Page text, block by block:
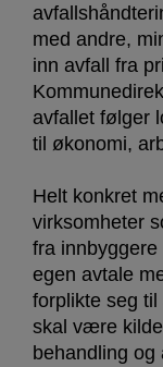
med andre,
inn avfall fra
avfallet følger
til økonomi,
Helt konkret
virksomheter
fra
egen avtale
forplikte seg
skal være
behandling og